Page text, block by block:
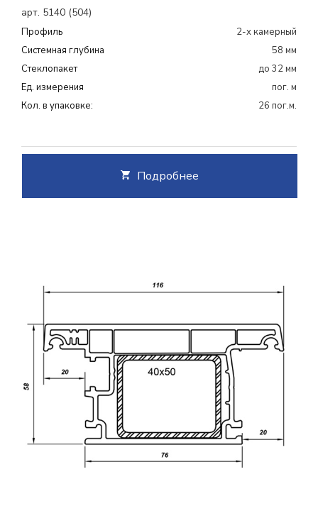
арт. 5140 (504)
Профиль
2-х камерный
Системная глубина
58 мм
Cтеклопакет
до 32 мм
Ед. измерения
пог. м
Кол. в упаковке:
26 пог.м.
Подробнее